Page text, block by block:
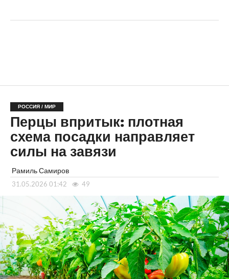
РОССИЯ / МИР
Перцы впритык: плотная
схема посадки направляет
силы на завязи
Рамиль Самиров
31.05.2026 01:42 49